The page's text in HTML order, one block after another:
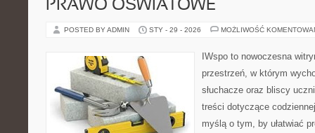
PRAWO OŚWIATOWE
POSTED BY ADMIN STY - 29 - 2026 MOŻLIWOŚĆ
IWspo to nowoczesna
przestrzeń, w którym
słuchacze oraz bliscy
treści dotyczące
myślą o tym, by ułatwiać